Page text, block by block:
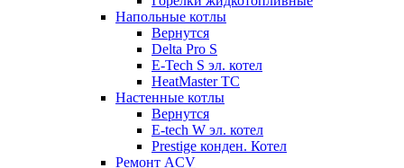
Напольные котлы
Вернутся
Delta Pro S
E-Tech S эл. котел
HeatMaster TC
Настенные котлы
Вернутся
E-tech W эл. котел
Prestige конден. Котел
Ремонт ACV